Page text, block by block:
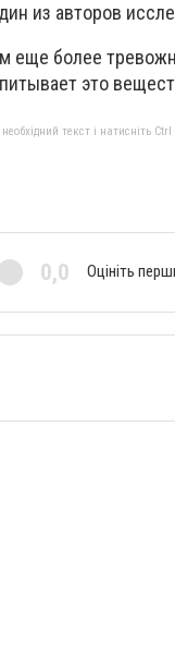
из авторов
еще более
это
текст і натисніть
0,0 Оцініть